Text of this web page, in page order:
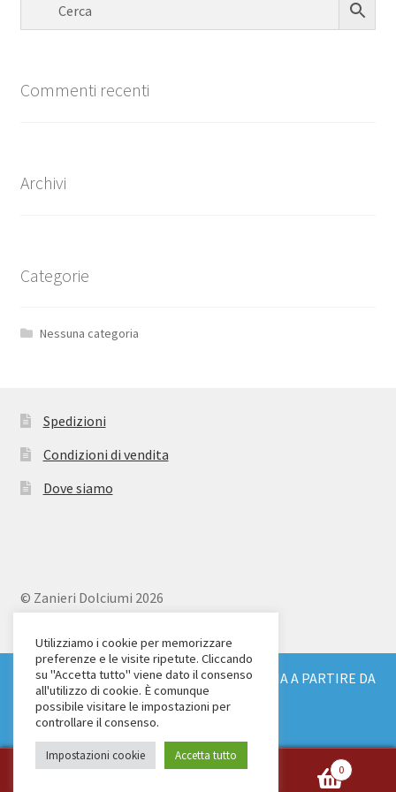
SPEDIZIONE GRATUITA IN TUTTA ITALIA A PARTIRE DA
€ 150
Ignora
Commenti recenti
Archivi
Categorie
Nessuna categoria
Spedizioni
Condizioni di vendita
Dove siamo
© Zanieri Dolciumi 2026
Via Alfieri 18
Scandicci (FI)
Tel. 055 2571707
C.F. e P.IVA: 04904430487
0
Utilizziamo i cookie per memorizzare
preferenze e le visite ripetute. Cliccando
su "Accetta tutto" viene dato il consenso
all'utilizzo di cookie. È comunque
possibile visitare le impostazioni per
controllare il consenso.
Impostazioni cookie Accetta tutto